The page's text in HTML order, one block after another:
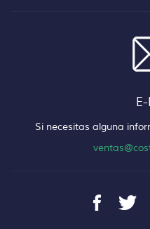
Si necesitas alguna